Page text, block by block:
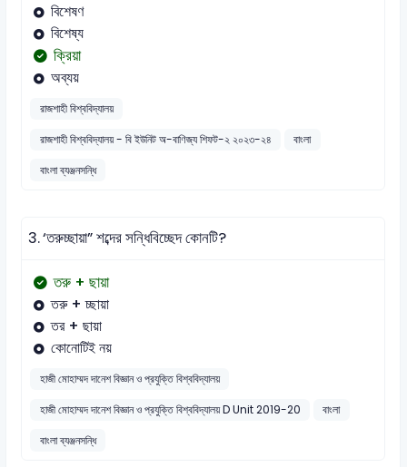
বিশেষণ
বিশেষ্য
ক্রিয়া
অব্যয়
রাজশাহী বিশ্ববিদ্যালয়
রাজশাহী বিশ্ববিদ্যালয় - বি ইউনিট অ-বাণিজ্য শিফট-২ ২০২৩-২৪
বাংলা
বাংলা ব্যঞ্জনসন্ধি
3.‘তরুচ্ছায়া” শব্দের সন্ধিবিচ্ছেদ কোনটি?
তরু + ছায়া
তরু + চ্ছায়া
তর + ছায়া
কোনোটিই নয়
হাজী মোহাম্মদ দানেশ বিজ্ঞান ও প্রযুক্তি বিশ্ববিদ্যালয়
হাজী মোহাম্মদ দানেশ বিজ্ঞান ও প্রযুক্তি বিশ্ববিদ্যালয় D Unit 2019-20
বাংলা
বাংলা ব্যঞ্জনসন্ধি